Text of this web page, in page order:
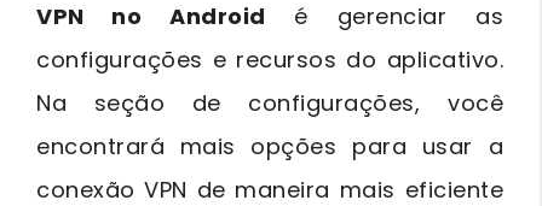
VPN no Android é gerenciar as
configurações e recursos do aplicativo.
Na seção de configurações, você
encontrará mais opções para usar a
conexão VPN de maneira mais eficiente